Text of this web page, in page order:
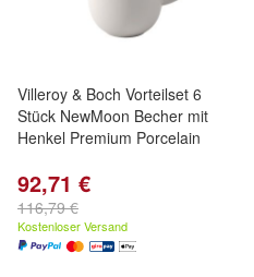
Villeroy & Boch Vorteilset 6
Stück NewMoon Becher mit
Henkel Premium Porcelain
92,71 €
116,79 €
Kostenloser Versand